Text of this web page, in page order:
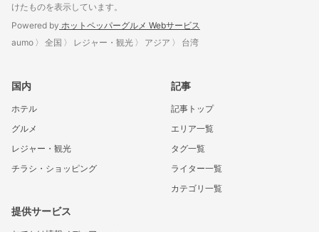
けたものを表示しています。
Powered by ホットペッパーグルメ Webサービス
aumo
全国 レジャー・観光 アジア 台湾
国内
ホテル
グルメ
レジャー・観光
チラシ・ショッピング
記事
記事トップ
エリア一覧
タグ一覧
ライター一覧
カテゴリ一覧
提供サービス